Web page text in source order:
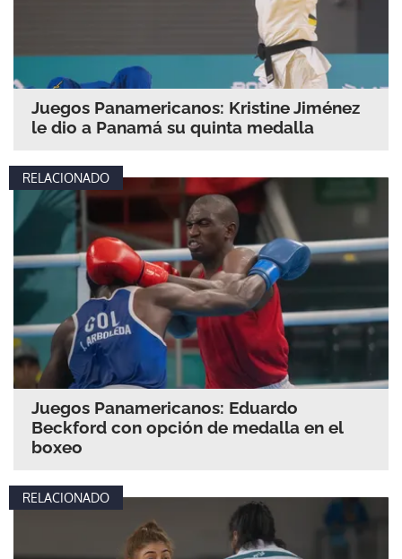
Juegos Panamericanos: Kristine Jiménez
le dio a Panamá su quinta medalla
RELACIONADO
Juegos Panamericanos: Eduardo
Beckford con opción de medalla en el
boxeo
RELACIONADO